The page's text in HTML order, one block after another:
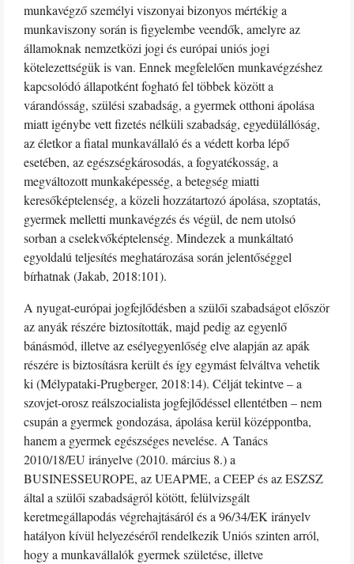
munkavégző személyi viszonyai bizonyos mértékig a
munkaviszony során is figyelembe veendők, amelyre az
államoknak nemzetközi jogi és európai uniós jogi
kötelezettségük is van. Ennek megfelelően munkavégzéshez
kapcsolódó állapotként fogható fel többek között a
várandósság, szülési szabadság, a gyermek otthoni ápolása
miatt igénybe vett fizetés nélküli szabadság, egyedülállóság,
az életkor a fiatal munkavállaló és a védett korba lépő
esetében, az egészségkárosodás, a fogyatékosság, a
megváltozott munkaképesség, a betegség miatti
keresőképtelenség, a közeli hozzátartozó ápolása, szoptatás,
gyermek melletti munkavégzés és végül, de nem utolsó
sorban a cselekvőképtelenség. Mindezek a munkáltató
egyoldalú teljesítés meghatározása során jelentőséggel
bírhatnak (Jakab, 2018:101).
A nyugat-európai jogfejlődésben a szülői szabadságot először
az anyák részére biztosították, majd pedig az egyenlő
bánásmód, illetve az esélyegyenlőség elve alapján az apák
részére is biztosításra került és így egymást felváltva vehetik
ki (Mélypataki-Prugberger, 2018:14). Célját tekintve – a
szovjet-orosz reálszocialista jogfejlődéssel ellentétben – nem
csupán a gyermek gondozása, ápolása kerül középpontba,
hanem a gyermek egészséges nevelése. A Tanács
2010/18/EU irányelve (2010. március 8.) a
BUSINESSEUROPE, az UEAPME, a CEEP és az ESZSZ
által a szülői szabadságról kötött, felülvizsgált
keretmegállapodás végrehajtásáról és a 96/34/EK irányelv
hatályon kívül helyezéséről rendelkezik Uniós szinten arról,
hogy a munkavállalók gyermek születése, illetve